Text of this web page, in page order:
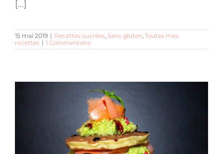
[...]
15 mai 2019 | Recettes sucrées Sans gluten Toutes mes
recettes | 1 Commentaire